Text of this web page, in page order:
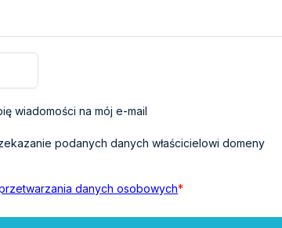
wiadomości na mój e-mail
podanych danych właścicielowi domeny
danych osobowych*